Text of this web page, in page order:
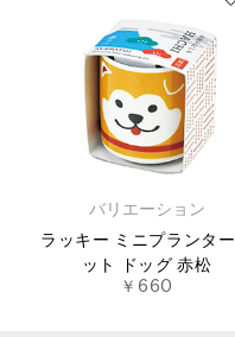
バリエーション
ラッキー ミニプランタ
ット ドッグ 赤松
￥660